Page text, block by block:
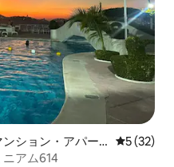
ション・アパー
レビュー
5 (32)
アム614